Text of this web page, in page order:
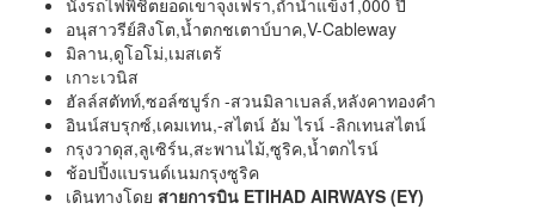
อนุสาวรีย์สิงโต,น้ำตกชเตาบ์บาค,V-Cableway
มิลาน,ดูโอโม่,เมสเตร้
เกาะเวนิส
ฮัลล์สตัทท์,ซอล์ซบูร์ก -สวนมิลาเบลล์,หลังคาทองคำ
อินน์สบรุกซ์,เคมเทน,-สไตน์ อัม ไรน์ -ลิกเทนสไตน์
กรุงวาดุส,ลูเซิร์น,สะพานไม้,ซูริค,น้ำตกไรน์
ช้อปปิ้งแบรนด์เนมกรุงซูริค
เดินทางโดย สายการบิน ETIHAD AIRWAYS (EY)